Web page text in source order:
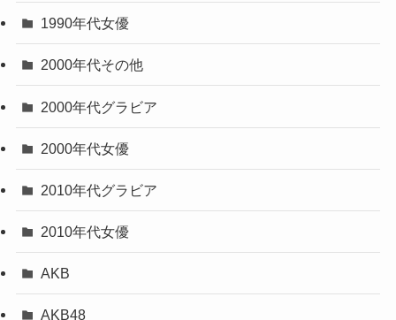
1990年代女優
2000年代その他
2000年代グラビア
2000年代女優
2010年代グラビア
2010年代女優
AKB
AKB48